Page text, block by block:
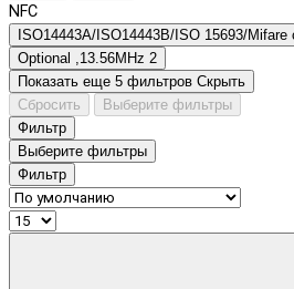
NFC
ISO14443A/ISO14443B/ISO 15693/
Optional ,13.56MHz 2
Показать еще 5 фильтров Скрыть
Сбросить
Выберите фильтры
Фильтр
Выберите фильтры
Фильтр